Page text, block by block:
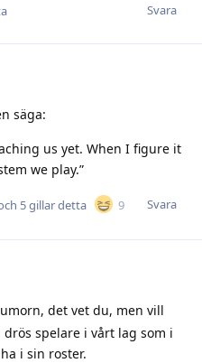
Svara
säga:
us yet. When I figure it
we play.”
9 Svara
5gillar detta
det vet du, men vill
spelare i vårt lag som i
i sin roster.